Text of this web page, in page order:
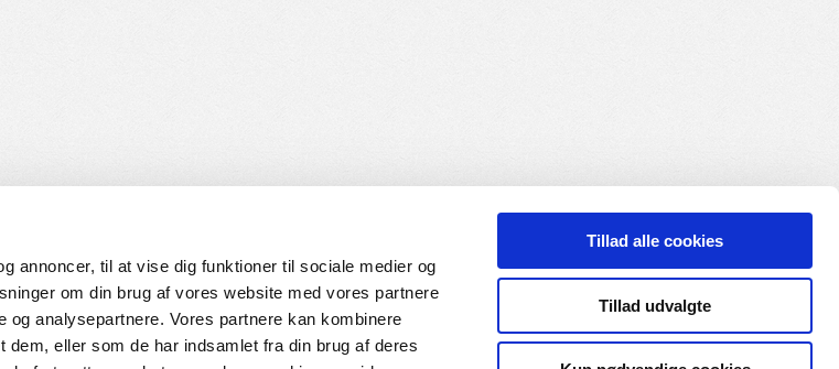
annoncer, til at vise dig funktioner til sociale medier og
om din brug af vores website med vores partnere
og analysepartnere. Vores partnere kan kombinere
eller som de har indsamlet fra din brug af deres
Tillad alle cookies
Tillad udvalgte
HVORDAN HANDLER DU
Login til web-shop